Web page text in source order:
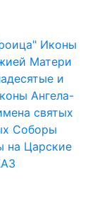
Иконы
Матери
и
Ангела-
святых
Соборы
на Царские